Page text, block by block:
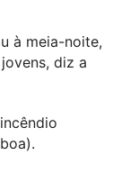
à meia-noite,
diz a